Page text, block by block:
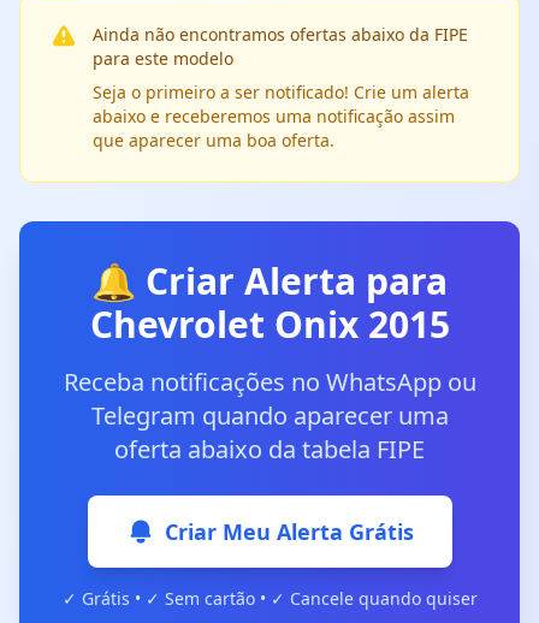
Ainda não encontramos ofertas abaixo da FIPE
para este modelo
Seja o primeiro a ser notificado! Crie um alerta
abaixo e receberemos uma notificação assim
que aparecer uma boa oferta.
🔔 Criar Alerta para
Chevrolet Onix 2015
Receba notificações no WhatsApp ou
Telegram quando aparecer uma
oferta abaixo da tabela FIPE
Criar Meu Alerta Grátis
✓ Grátis • ✓ Sem cartão • ✓ Cancele quando quiser